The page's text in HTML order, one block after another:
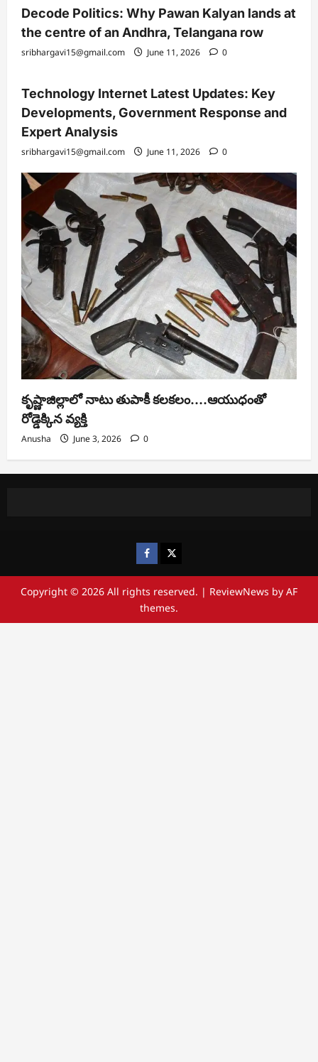
Decode Politics: Why Pawan Kalyan lands at
the centre of an Andhra, Telangana row
sribhargavi15@gmail.com June 11, 2026 0
Technology Internet Latest Updates: Key
Developments, Government Response and
Expert Analysis
sribhargavi15@gmail.com June 11, 2026 0
కృష్ణాజిల్లాలో నాటు తుపాకీ కలకలం….ఆయుధంతో
రోడ్డెక్కిన వ్యక్తి
Anusha June 3, 2026 0
https://www.facebook.com/
https://x.com/
Copyright © 2026 All rights reserved. | ReviewNews by AF
themes.